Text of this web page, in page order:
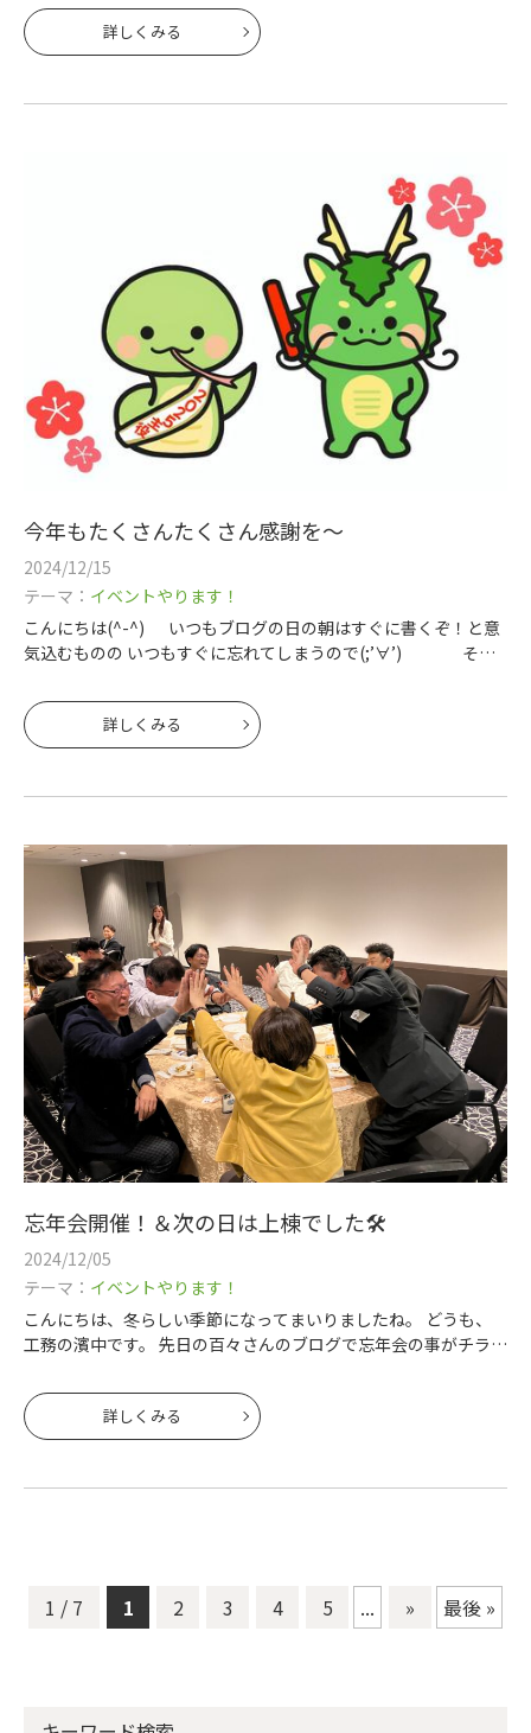
冷えると思いますので暖かい格好で来てください
詳しくみる
今年もたくさんたくさん感謝を～
2024/12/15
テーマ： イベントやります！
こんにちは(^-^) いつもブログの日の朝はすぐに書くぞ！と意
気込むものの いつもすぐに忘れてしまうので(;’∀’) そう
詳しくみる
忘年会開催！＆次の日は上棟でした🛠️
2024/12/05
テーマ： イベントやります！
こんにちは、冬らしい季節になってまいりましたね。 どうも、
工務の濱中です。 先日の百々さんのブログで忘年会の事がチラリ
は入社してそうそうでまだ
詳しくみる
1 / 7 1 2 3 4 5 ... » 最後 »